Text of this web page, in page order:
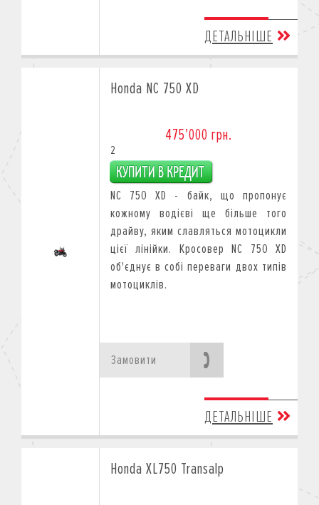
ДЕТАЛЬНІШЕ
Honda NC 750 XD
475’000 грн.
2
NC 750 XD - байк, що пропонує
кожному водієві ще більше того
драйву, яким славляться мотоцикли
цієї лінійки. Кросовер NC 750 XD
об'єднує в собі переваги двох типів
мотоциклів.
Замовити
ДЕТАЛЬНІШЕ
Honda XL750 Transalp